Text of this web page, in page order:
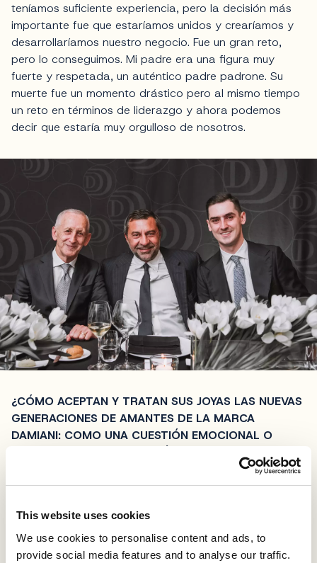
This website uses cookies
We use cookies to personalise content and ads, to
provide social media features and to analyse our traffic.
teníamos suficiente experiencia, pero la decisión más
importante fue que estaríamos unidos y crearíamos y
desarrollaríamos nuestro negocio. Fue un gran reto,
pero lo conseguimos. Mi padre era una figura muy
fuerte y respetada, un auténtico padre padrone. Su
muerte fue un momento drástico pero al mismo tiempo
un reto en términos de liderazgo y ahora podemos
decir que estaría muy orgulloso de nosotros.
¿CÓMO ACEPTAN Y TRATAN SUS JOYAS LAS NUEVAS
GENERACIONES DE AMANTES DE LA MARCA
DAMIANI: COMO UNA CUESTIÓN EMOCIONAL O
Depende, pero la generación joven es muy importante
muy rápido gracias a las redes sociales, así que
nuestra empresa sigue esas reglas. Un gran ejemplo de
acercamiento a la generación joven es nuestra nueva